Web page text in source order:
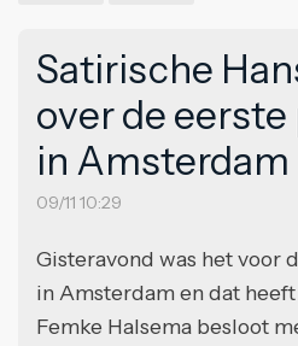
Satirische
over de
in
09/11 10:29
Gisteravond was het voor
in Amsterdam en dat
Femke Halsema besloot